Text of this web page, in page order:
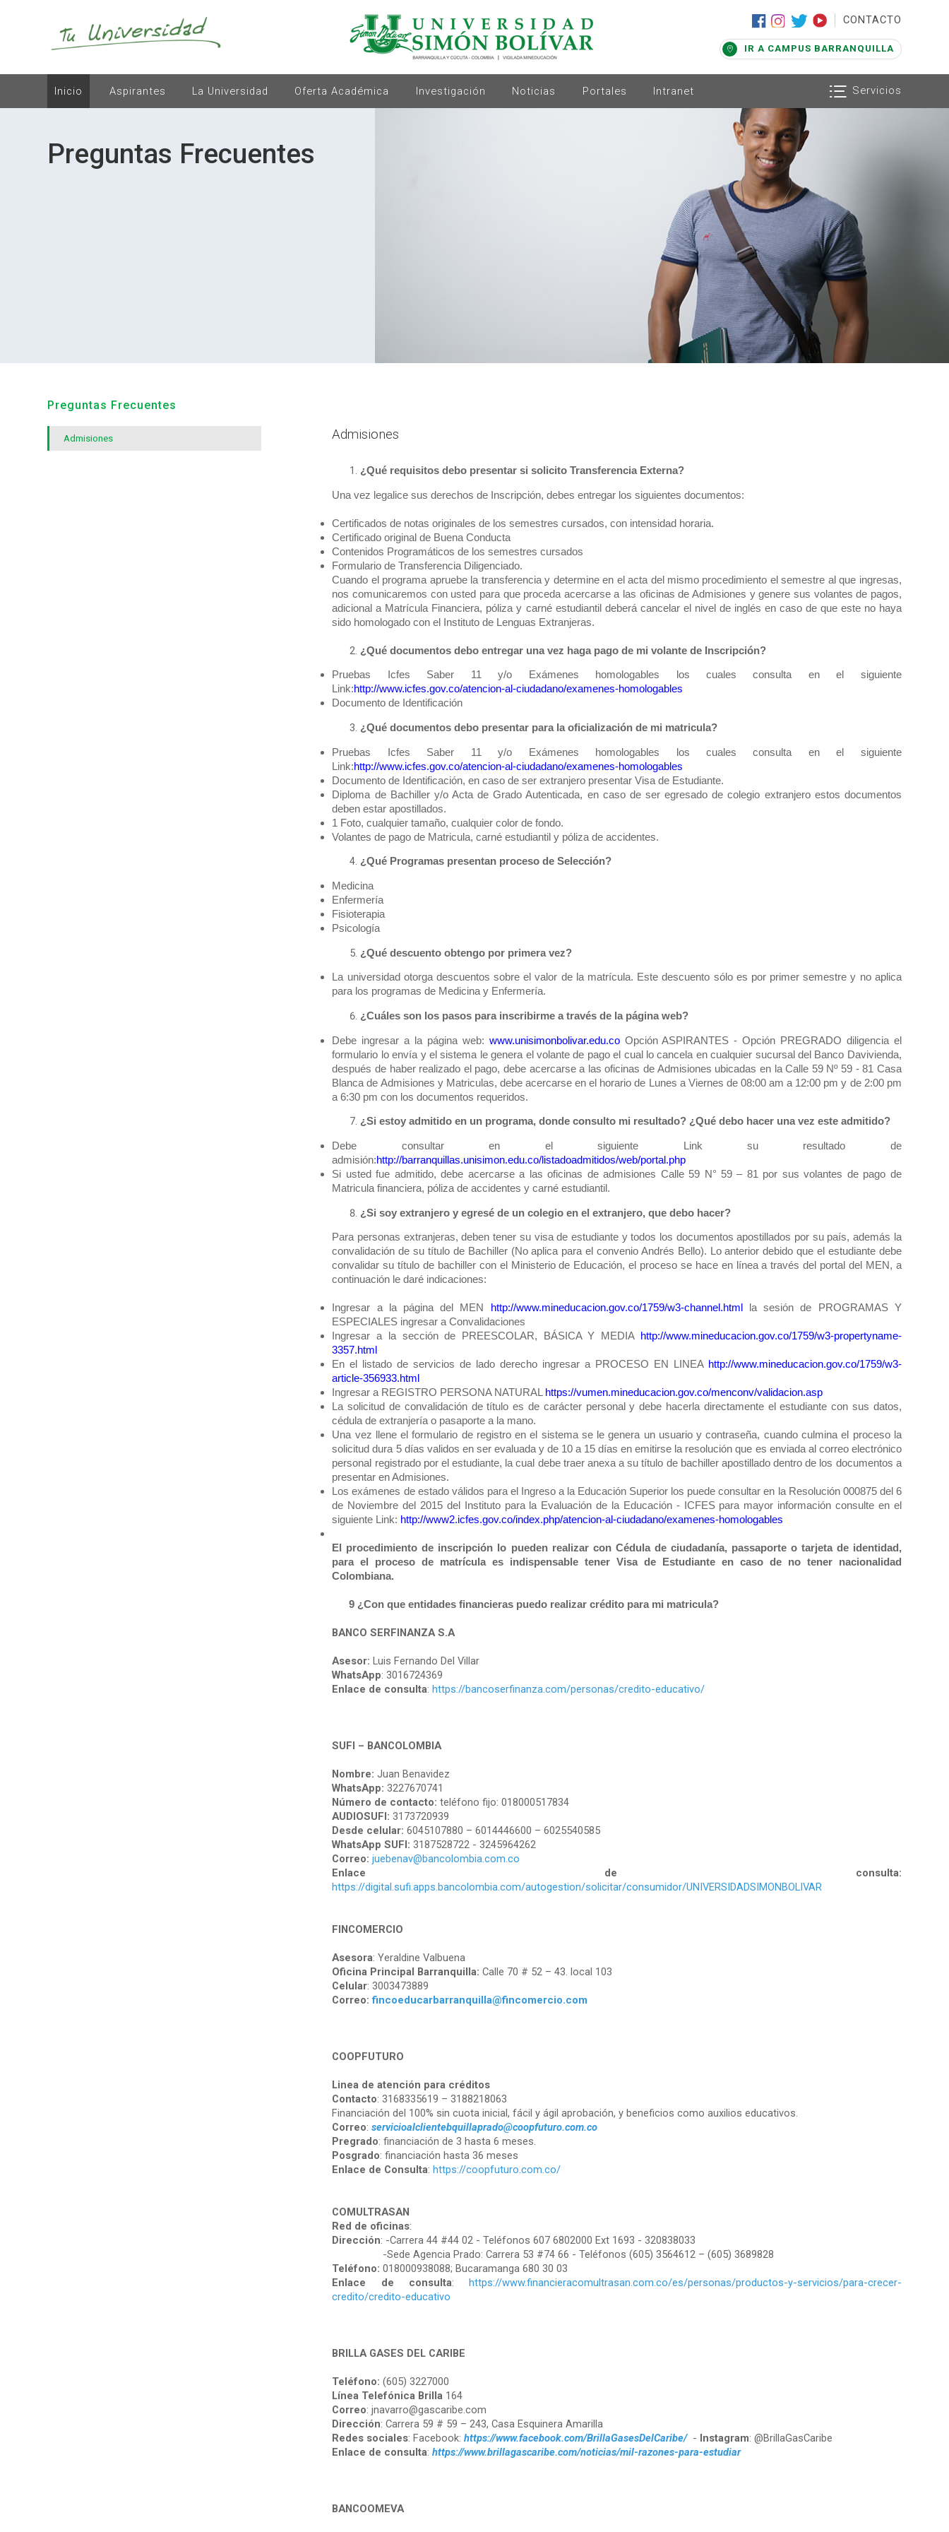
| CONTACTO
IR A CAMPUS BARRANQUILLA
Inicio Aspirantes La Universidad Oferta Académica Investigación Noticias Portales Intranet Servicios
Preguntas Frecuentes
Preguntas Frecuentes
Admisiones Admisiones
¿Qué requisitos debo presentar si solicito Transferencia Externa?
Una vez legalice sus derechos de Inscripción, debes entregar los siguientes documentos:
Certificados de notas originales de los semestres cursados, con intensidad horaria.
Certificado original de Buena Conducta
Contenidos Programáticos de los semestres cursados
Formulario de Transferencia Diligenciado.
Cuando el programa apruebe la transferencia y determine en el acta del mismo procedimiento el semestre al que ingresas,
nos comunicaremos con usted para que proceda acercarse a las oficinas de Admisiones y genere sus volantes de pagos,
adicional a Matrícula Financiera, póliza y carné estudiantil deberá cancelar el nivel de inglés en caso de que este no haya
sido homologado con el Instituto de Lenguas Extranjeras.
¿Qué documentos debo entregar una vez haga pago de mi volante de Inscripción?
Pruebas Icfes Saber 11 y/o Exámenes homologables los cuales consulta en el siguiente
Link:http://www.icfes.gov.co/atencion-al-ciudadano/examenes-homologables
Documento de Identificación
¿Qué documentos debo presentar para la oficialización de mi matricula?
Pruebas Icfes Saber 11 y/o Exámenes homologables los cuales consulta en el siguiente
Link:http://www.icfes.gov.co/atencion-al-ciudadano/examenes-homologables
Documento de Identificación, en caso de ser extranjero presentar Visa de Estudiante.
Diploma de Bachiller y/o Acta de Grado Autenticada, en caso de ser egresado de colegio extranjero estos documentos
deben estar apostillados.
1 Foto, cualquier tamaño, cualquier color de fondo.
Volantes de pago de Matricula, carné estudiantil y póliza de accidentes.
¿Qué Programas presentan proceso de Selección?
Medicina
Enfermería
Fisioterapia
Psicología
¿Qué descuento obtengo por primera vez?
La universidad otorga descuentos sobre el valor de la matrícula. Este descuento sólo es por primer semestre y no aplica
para los programas de Medicina y Enfermería.
¿Cuáles son los pasos para inscribirme a través de la página web?
Debe ingresar a la página web: www.unisimonbolivar.edu.coOpción ASPIRANTES - Opción PREGRADO diligencia el
formulario lo envía y el sistema le genera el volante de pago el cual lo cancela en cualquier sucursal del Banco Davivienda,
después de haber realizado el pago, debe acercarse a las oficinas de Admisiones ubicadas en la Calle 59 Nº 59 - 81 Casa
Blanca de Admisiones y Matriculas, debe acercarse en el horario de Lunes a Viernes de 08:00 am a 12:00 pm y de 2:00 pm
a 6:30 pm con los documentos requeridos.
¿Si estoy admitido en un programa, donde consulto mi resultado? ¿Qué debo hacer una vez este admitido?
Debe consultar en el siguiente Link su resultado de
admisión:http://barranquillas.unisimon.edu.co/listadoadmitidos/web/portal.php
Si usted fue admitido, debe acercarse a las oficinas de admisiones Calle 59 N° 59 – 81 por sus volantes de pago de
Matricula financiera, póliza de accidentes y carné estudiantil.
¿Si soy extranjero y egresé de un colegio en el extranjero, que debo hacer?
Para personas extranjeras, deben tener su visa de estudiante y todos los documentos apostillados por su país, además la
convalidación de su título de Bachiller (No aplica para el convenio Andrés Bello). Lo anterior debido que el estudiante debe
convalidar su título de bachiller con el Ministerio de Educación, el proceso se hace en línea a través del portal del MEN, a
continuación le daré indicaciones:
Ingresar a la página del MEN http://www.mineducacion.gov.co/1759/w3-channel.html
la sesión de PROGRAMAS Y
ESPECIALES ingresar a Convalidaciones
Ingresar a la sección de PREESCOLAR, BÁSICA Y MEDIA
http://www.mineducacion.gov.co/1759/w3-propertyname-
3357.html
En el listado de servicios de lado derecho ingresar a PROCESO EN LINEA http://www.mineducacion.gov.co/1759/w3-
article-356933.html
Ingresar a REGISTRO PERSONA NATURAL
https://vumen.mineducacion.gov.co/menconv/validacion.asp
La solicitud de convalidación de título es de carácter personal y debe hacerla directamente el estudiante con sus datos,
cédula de extranjería o pasaporte a la mano.
Una vez llene el formulario de registro en el sistema se le genera un usuario y contraseña, cuando culmina el proceso la
solicitud dura 5 días validos en ser evaluada y de 10 a 15 días en emitirse la resolución que es enviada al correo electrónico
personal registrado por el estudiante, la cual debe traer anexa a su título de bachiller apostillado dentro de los documentos a
presentar en Admisiones.
Los exámenes de estado válidos para el Ingreso a la Educación Superior los puede consultar en la Resolución 000875 del 6
de Noviembre del 2015 del Instituto para la Evaluación de la Educación - ICFES para mayor información consulte en el
siguiente Link: http://www2.icfes.gov.co/index.php/atencion-al-ciudadano/examenes-homologables
El procedimiento de inscripción lo pueden realizar con Cédula de ciudadanía, passaporte o tarjeta de identidad,
para el proceso de matrícula es indispensable tener Visa de Estudiante en caso de no tener nacionalidad
Colombiana.
9 ¿Con que entidades financieras puedo realizar crédito para mi matricula?
BANCO SERFINANZA S.A
Asesor:Luis Fernando Del Villar
WhatsApp: 3016724369
Enlace de consulta:https://bancoserfinanza.com/personas/credito-educativo/
SUFI – BANCOLOMBIA
Nombre:Juan Benavidez
WhatsApp: 3227670741
Número de contacto:teléfono fijo: 018000517834
AUDIOSUFI: 3173720939
Desde celular:6045107880 – 6014446600 – 6025540585
WhatsApp SUFI: 3187528722 - 3245964262
Correo:juebenav@bancolombia.com.co
Enlace de consulta:
https://digital.sufi.apps.bancolombia.com/autogestion/solicitar/consumidor/UNIVERSIDADSIMONBOLIVAR
FINCOMERCIO
Asesora: Yeraldine Valbuena
Oficina Principal Barranquilla:Calle 70 # 52 – 43. local 103
Celular: 3003473889
Correo:fincoeducarbarranquilla@fincomercio.com
COOPFUTURO
Linea de atención para créditos
Contacto: 3168335619 – 3188218063
Financiación del 100% sin cuota inicial, fácil y ágil aprobación, y beneficios como auxilios educativos.
Correo:servicioalclientebquillaprado@coopfuturo.com.co
Pregrado: financiación de 3 hasta 6 meses.
Posgrado: financiación hasta 36 meses
Enlace de Consulta:https://coopfuturo.com.co/
COMULTRASAN
Red de oficinas:
Dirección: -Carrera 44 #44 02 - Teléfonos 607 6802000 Ext 1693 - 320838033
-Sede Agencia Prado: Carrera 53 #74 66 - Teléfonos (605) 3564612 – (605) 3689828
Teléfono: 018000938088; Bucaramanga 680 30 03
Enlace de consulta: https://www.financieracomultrasan.com.co/es/personas/productos-y-servicios/para-crecer-
credito/credito-educativo
BRILLA GASES DEL CARIBE
Teléfono:(605) 3227000
Línea Telefónica Brilla 164
Correo: jnavarro@gascaribe.com
Dirección: Carrera 59 # 59 – 243, Casa Esquinera Amarilla
Redes sociales: Facebook:https://www.facebook.com/BrillaGasesDelCaribe/ - Instagram: @BrillaGasCaribe
Enlace de consulta:https://www.brillagascaribe.com/noticias/mil-razones-para-estudiar
BANCOOMEVA